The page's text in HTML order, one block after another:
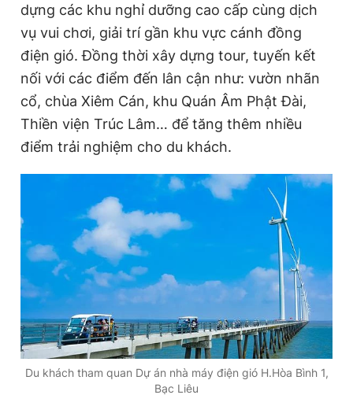
dựng các khu nghỉ dưỡng cao cấp cùng dịch
vụ vui chơi, giải trí gần khu vực cánh đồng
điện gió. Đồng thời xây dựng tour, tuyến kết
nối với các điểm đến lân cận như: vườn nhãn
cổ, chùa Xiêm Cán, khu Quán Âm Phật Đài,
Thiền viện Trúc Lâm… để tăng thêm nhiều
điểm trải nghiệm cho du khách.
Du khách tham quan Dự án nhà máy điện gió H.Hòa Bình 1,
Bạc Liêu